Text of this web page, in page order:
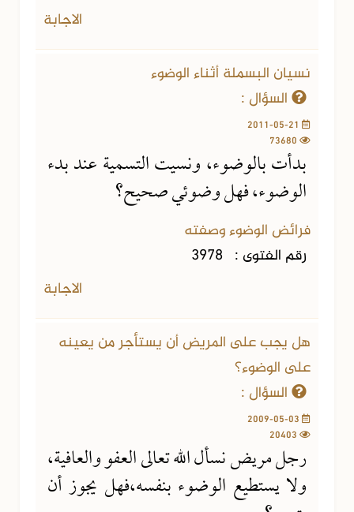
الاجابة
نسيان البسملة أثناء الوضوء
السؤال :
بدأت بالوضوء، ونسيت التسمية عند بدء
الوضوء، فهل وضوئي صحيح؟
فرائض الوضوء وصفته
رقم الفتوى : 3978
الاجابة
هل يجب على المريض أن يستأجر من يعينه
على الوضوء؟
السؤال :
رجل مريض نسأل الله تعالى العفو والعافية،
ولا يستطيع الوضوء بنفسه،فهل يجوز أن